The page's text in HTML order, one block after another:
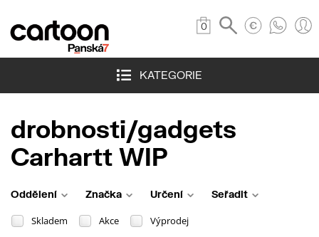
0
KATEGORIE
drobnosti/gadgets
Carhartt WIP
Oddělení Značka Určení Seřadit
Skladem Akce Výprodej